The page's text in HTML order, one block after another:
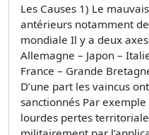
Les Causes 1) Le
antérieurs notamment
mondiale Il y a deux axes
Allemagne – Japon –
France – Grande
D’une part les vaincus
sanctionnés Par exemple
lourdes pertes